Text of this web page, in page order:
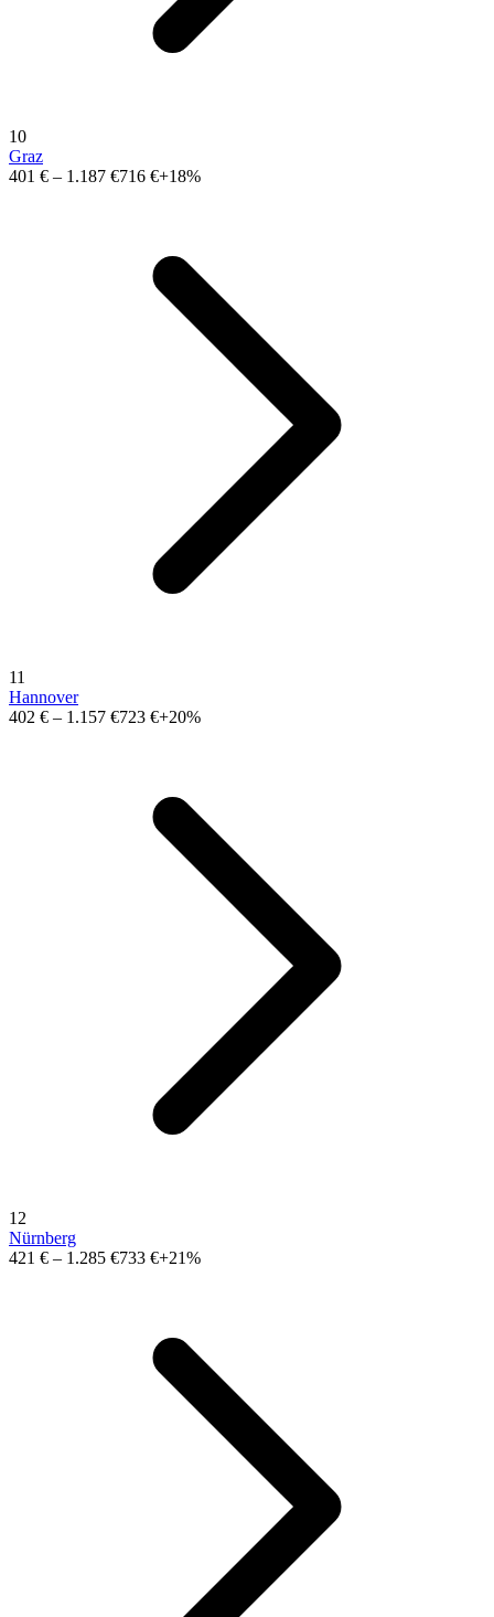
10
Graz
401 € – 1.187 €716 €+18%
11
Hannover
402 € – 1.157 €723 €+20%
12
Nürnberg
421 € – 1.285 €733 €+21%